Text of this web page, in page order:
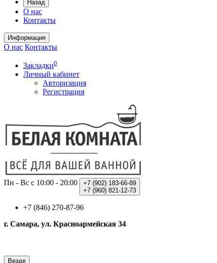
Назад
О нас
Контакты
Информация
О нас Контакты
Закладки0
Личный кабинет
Авторизация
Регистрация
Пн - Вс с 10:00 - 20:00 +7 (902) 183-66-89
+7 (960) 821-12-73
+7 (846) 270-87-96
г. Самара, ул. Красноармейская 34
Везде